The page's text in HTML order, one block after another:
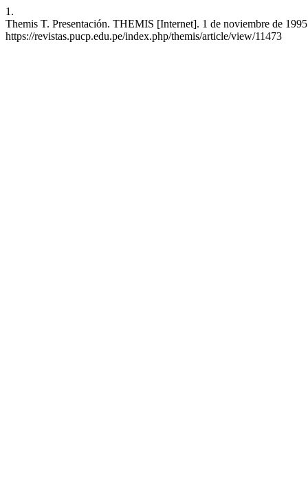
1.
Themis T. Presentación. THEMIS [Internet]. 1 de noviembre de
https://revistas.pucp.edu.pe/index.php/themis/article/view/11473